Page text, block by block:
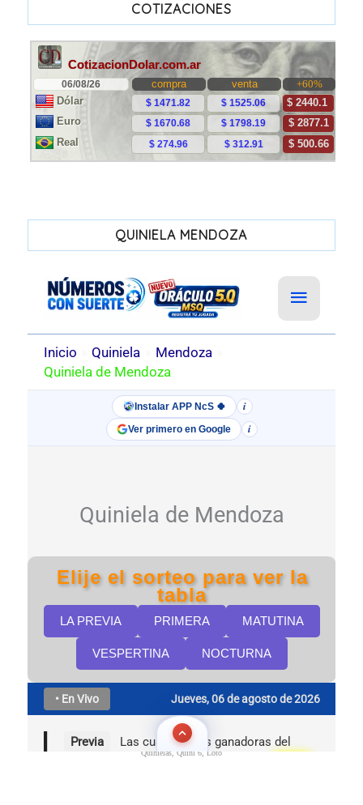
COTIZACIONES
QUINIELA MENDOZA
Quinielas, Quini 6, Loto